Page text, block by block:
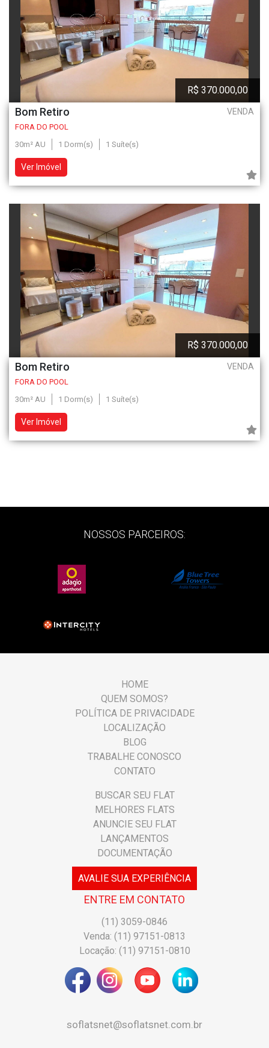
Bom Retiro VENDA
R$ 370.000,00
FORA DO POOL
30m² AU
1 Dorm(s) 1 Suíte(s)
Ver Imóvel
Bom Retiro VENDA
R$ 370.000,00
FORA DO POOL
30m² AU
1 Dorm(s) 1 Suíte(s)
Ver Imóvel
NOSSOS PARCEIROS:
HOME
QUEM SOMOS?
POLÍTICA DE PRIVACIDADE
LOCALIZAÇÃO
BLOG
TRABALHE CONOSCO
CONTATO
BUSCAR SEU FLAT
MELHORES FLATS
ANUNCIE SEU FLAT
LANÇAMENTOS
DOCUMENTAÇÃO
AVALIE SUA EXPERIÊNCIA
ENTRE EM CONTATO
(11) 3059-0846
Venda: (11) 97151-0813
Locação: (11) 97151-0810
soflatsnet@soflatsnet.com.br